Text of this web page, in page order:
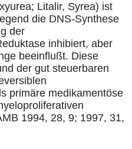
Litalir, Syrea) ist
die DNS-Synthese
der
inhibiert, aber
beeinflußt. Diese
der gut steuerbaren
primäre medikamentöse
1994, 28, 9; 1997, 31,